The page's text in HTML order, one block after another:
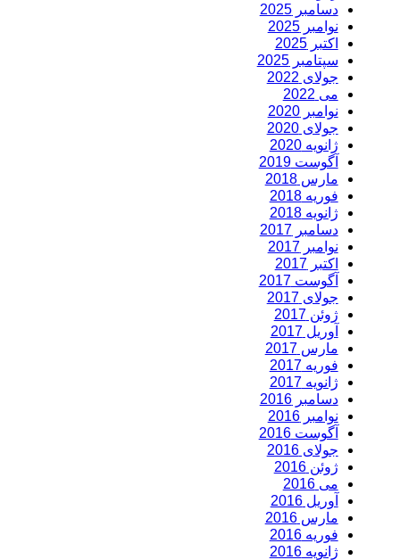
دسامبر 2025
نوامبر 2025
اکتبر 2025
سپتامبر 2025
جولای 2022
می 2022
نوامبر 2020
جولای 2020
ژانویه 2020
آگوست 2019
مارس 2018
فوریه 2018
ژانویه 2018
دسامبر 2017
نوامبر 2017
اکتبر 2017
آگوست 2017
جولای 2017
ژوئن 2017
آوریل 2017
مارس 2017
فوریه 2017
ژانویه 2017
دسامبر 2016
نوامبر 2016
آگوست 2016
جولای 2016
ژوئن 2016
می 2016
آوریل 2016
مارس 2016
فوریه 2016
ژانویه 2016